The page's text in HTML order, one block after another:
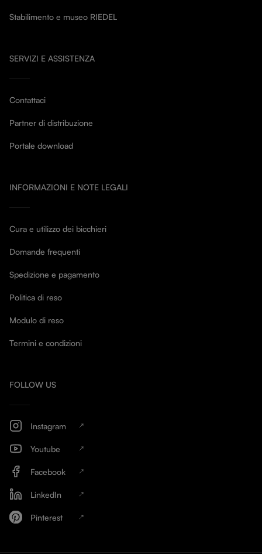
Stabilimento e museo RIEDEL
SERVIZI E ASSISTENZA
Contattaci
Partner di distribuzione
Portale download
INFORMAZIONI E NOTE LEGALI
Cura e utilizzo dei bicchieri
Domande frequenti
Spedizione e pagamento
Politica di reso
Modulo di reso
Termini e condizioni
FOLLOW US
Instagram
Youtube
Facebook
LinkedIn
Pinterest